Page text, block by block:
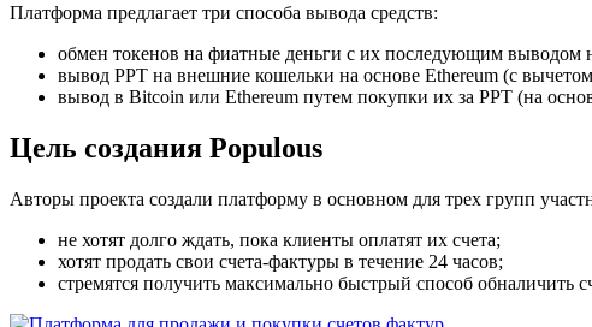
Платформа предлагает три способа вывода средств:
обмен токенов на фиатные деньги с их последующим выводом
вывод PPT на внешние кошельки на основе Ethereum (с
вывод в Bitcoin или Ethereum путем покупки их за PPT (на
Цель создания Populous
Авторы проекта создали платформу в основном для трех групп
не хотят долго ждать, пока клиенты оплатят их счета;
хотят продать свои счета-фактуры в течение 24 часов;
стремятся получить максимально быстрый способ обналичить